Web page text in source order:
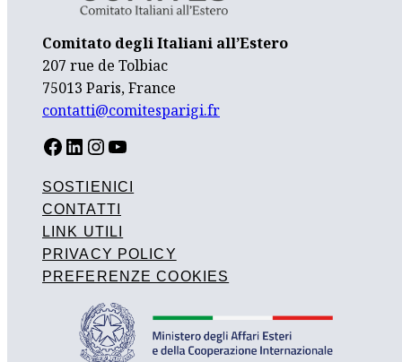
Comitato degli Italiani all’Estero
207 rue de Tolbiac
75013 Paris, France
contatti@comitesparigi.fr
FACEBOOK LINKEDIN INSTAGRAM YOUTUBE
SOSTIENICI
CONTATTI
LINK UTILI
PRIVACY POLICY
PREFERENZE COOKIES